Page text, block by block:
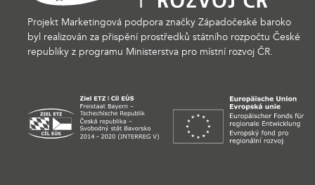
Projekt Marketingová podpora značky Západočeské baroko
byl realizován za přispění prostředků státního rozpočtu České
republiky z programu Ministerstva pro místní rozvoj ČR.